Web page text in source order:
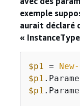
exemple
aurait déclaré
«
$p1 =
$p1
$p1